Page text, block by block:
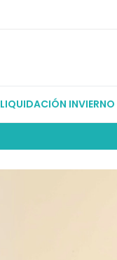
LIQUIDACIÓN INVIERNO